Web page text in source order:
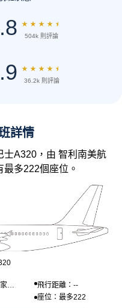
★ ★ ★ ★ ★
504k 則評論
★ ★ ★ ★ ★
36.2k 則評論
詳情
士A320，由 智利南美航
多222個座位。
航
飛行距離：--
座位：最多222